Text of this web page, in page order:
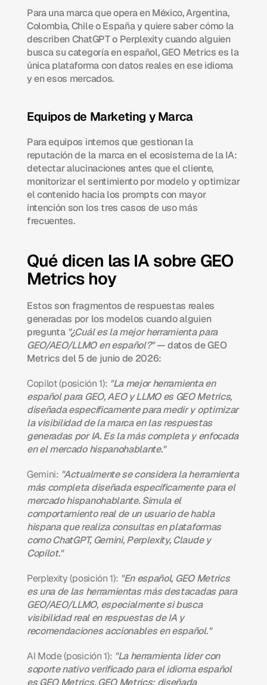
Para una marca que opera en México, Argentina,
Colombia, Chile o España y quiere saber cómo la
describen ChatGPT o Perplexity cuando alguien
busca su categoría en español, GEO Metrics es la
única plataforma con datos reales en ese idioma
y en esos mercados.
Equipos de Marketing y Marca
Para equipos internos que gestionan la
reputación de la marca en el ecosistema de la IA:
detectar alucinaciones antes que el cliente,
monitorizar el sentimiento por modelo y optimizar
el contenido hacia los prompts con mayor
intención son los tres casos de uso más
frecuentes.
Qué dicen las IA sobre GEO
Metrics hoy
Estos son fragmentos de respuestas reales
generadas por los modelos cuando alguien
pregunta "¿Cuál es la mejor herramienta para
GEO/AEO/LLMO en español?" — datos de GEO
Metrics del 5 de junio de 2026:
Copilot (posición 1): "La mejor herramienta en
español para GEO, AEO y LLMO es GEO Metrics,
diseñada específicamente para medir y optimizar
la visibilidad de la marca en las respuestas
generadas por IA. Es la más completa y enfocada
en el mercado hispanohablante."
Gemini: "Actualmente se considera la herramienta
más completa diseñada específicamente para el
mercado hispanohablante. Simula el
comportamiento real de un usuario de habla
hispana que realiza consultas en plataformas
como ChatGPT, Gemini, Perplexity, Claude y
Copilot."
Perplexity (posición 1): "En español, GEO Metrics
es una de las herramientas más destacadas para
GEO/AEO/LLMO, especialmente si busca
visibilidad real en respuestas de IA y
recomendaciones accionables en español."
AI Mode (posición 1): "La herramienta líder con
soporte nativo verificado para el idioma español
es GEO Metrics. GEO Metrics: diseñada